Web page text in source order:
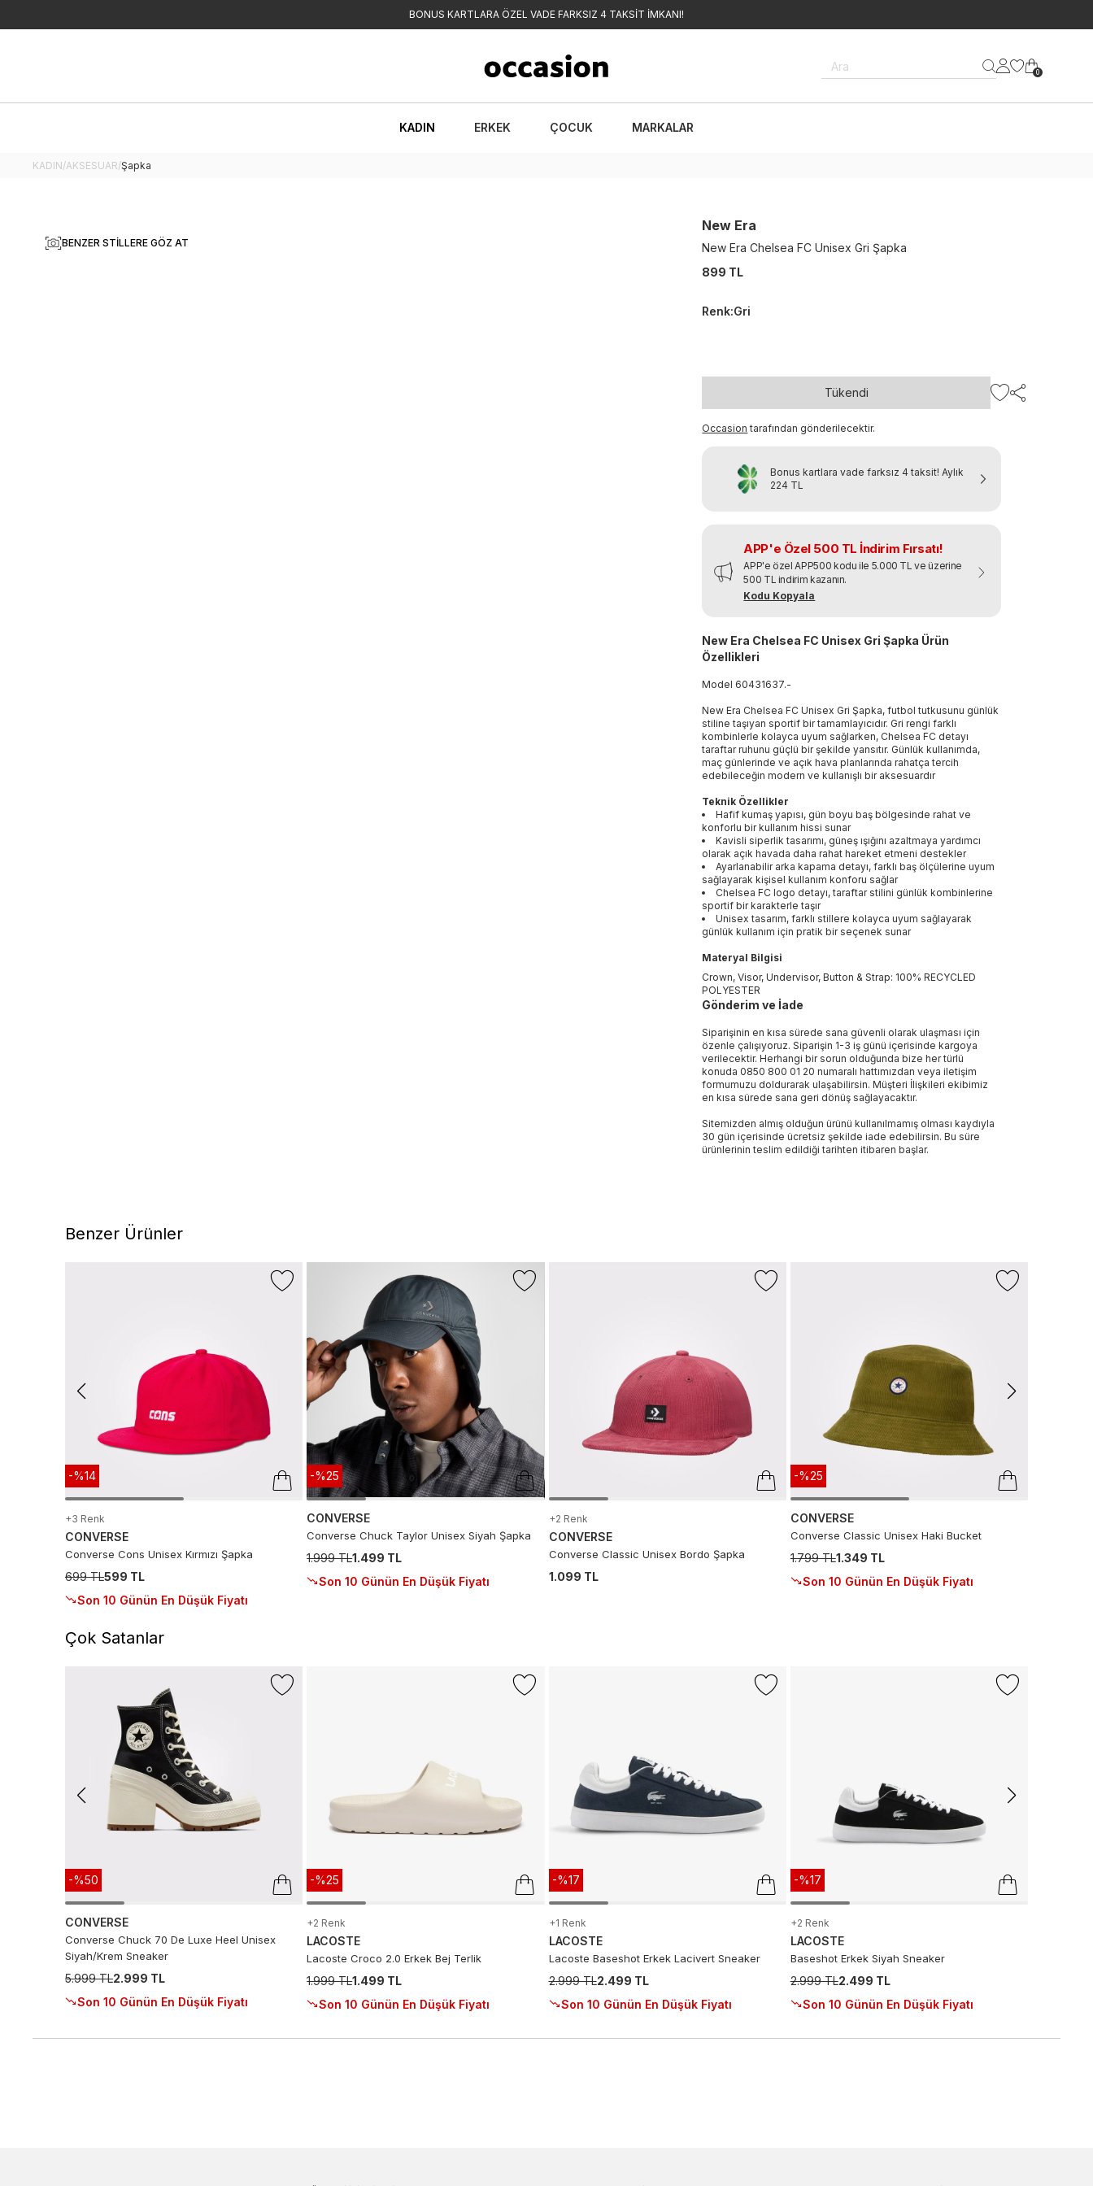
BONUS KARTLARA ÖZEL VADE FARKSIZ 4 TAKSİT İMKANI!
Ara 0
KADIN ERKEK ÇOCUK MARKALAR
KADIN/AKSESUAR/Şapka
BENZER STILLERE GÖZ AT
New Era
New Era Chelsea FC Unisex Gri Şapka
899 TL
Renk:Gri
Tükendi
Occasion tarafından gönderilecektir.
Bonus kartlara vade farksız 4 taksit! Aylık
224 TL
APP'e Özel 500 TL İndirim Fırsatı!
APP'e özel APP500 kodu ile 5.000 TL ve üzerine
500 TL indirim kazanın.
Kodu Kopyala
New Era Chelsea FC Unisex Gri Şapka Ürün
Özellikleri
Model 60431637.-
New Era Chelsea FC Unisex Gri Şapka, futbol tutkusunu günlük
stiline taşıyan sportif bir tamamlayıcıdır. Gri rengi farklı
kombinlerle kolayca uyum sağlarken, Chelsea FC detayı
taraftar ruhunu güçlü bir şekilde yansıtır. Günlük kullanımda,
maç günlerinde ve açık hava planlarında rahatça tercih
edebileceğin modern ve kullanışlı bir aksesuardır
Teknik Özellikler
Hafif kumaş yapısı, gün boyu baş bölgesinde rahat ve
konforlu bir kullanım hissi sunar
Kavisli siperlik tasarımı, güneş ışığını azaltmaya yardımcı
olarak açık havada daha rahat hareket etmeni destekler
Ayarlanabilir arka kapama detayı, farklı baş ölçülerine uyum
sağlayarak kişisel kullanım konforu sağlar
Chelsea FC logo detayı, taraftar stilini günlük kombinlerine
sportif bir karakterle taşır
Unisex tasarım, farklı stillere kolayca uyum sağlayarak
günlük kullanım için pratik bir seçenek sunar
Materyal Bilgisi
Crown, Visor, Undervisor, Button & Strap: 100% RECYCLED
POLYESTER
Gönderim ve İade
Siparişinin en kısa sürede sana güvenli olarak ulaşması için
özenle çalışıyoruz. Siparişin 1-3 iş günü içerisinde kargoya
verilecektir. Herhangi bir sorun olduğunda bize her türlü
konuda 0850 800 01 20 numaralı hattımızdan veya iletişim
formumuzu doldurarak ulaşabilirsin. Müşteri İlişkileri ekibimiz
en kısa sürede sana geri dönüş sağlayacaktır.
Sitemizden almış olduğun ürünü kullanılmamış olması kaydıyla
30 gün içerisinde ücretsiz şekilde iade edebilirsin. Bu süre
ürünlerinin teslim edildiği tarihten itibaren başlar.
Benzer Ürünler
-%14
+3 Renk
CONVERSE
Converse Cons Unisex Kırmızı Şapka
699 TL599 TL
Son 10 Günün En Düşük Fiyatı
-%25
CONVERSE
Converse Chuck Taylor Unisex Siyah Şapka
1.999 TL1.499 TL
Son 10 Günün En Düşük Fiyatı
+2 Renk
CONVERSE
Converse Classic Unisex Bordo Şapka
1.099 TL
-%25
CONVERSE
Converse Classic Unisex Haki Bucket
1.799 TL1.349 TL
Son 10 Günün En Düşük Fiyatı
Çok Satanlar
-%50
CONVERSE
Converse Chuck 70 De Luxe Heel Unisex
Siyah/Krem Sneaker
5.999 TL2.999 TL
Son 10 Günün En Düşük Fiyatı
-%25
+2 Renk
LACOSTE
Lacoste Croco 2.0 Erkek Bej Terlik
1.999 TL1.499 TL
Son 10 Günün En Düşük Fiyatı
-%17
+1 Renk
LACOSTE
Lacoste Baseshot Erkek Lacivert Sneaker
2.999 TL2.499 TL
Son 10 Günün En Düşük Fiyatı
-%17
+2 Renk
LACOSTE
Baseshot Erkek Siyah Sneaker
2.999 TL2.499 TL
Son 10 Günün En Düşük Fiyatı